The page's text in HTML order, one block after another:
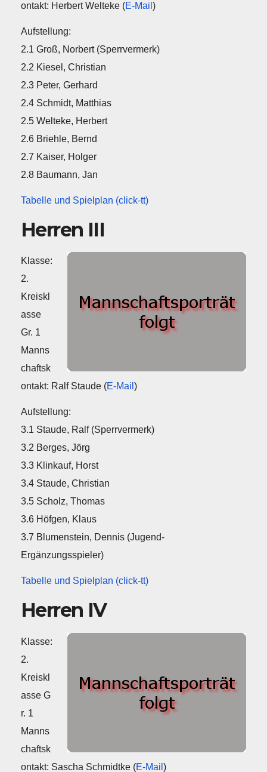
ontakt: Herbert Welteke (E-Mail )
Aufstellung:
2.1 Groß, Norbert (Sperrvermerk)
2.2 Kiesel, Christian
2.3 Peter, Gerhard
2.4 Schmidt, Matthias
2.5 Welteke, Herbert
2.6 Briehle, Bernd
2.7 Kaiser, Holger
2.8 Baumann, Jan
Tabelle und Spielplan (click-tt)
Herren III
Klasse:
2.
Kreiskl
asse
Gr. 1
Manns
chaftsk
ontakt: Ralf Staude (E-Mail )
Aufstellung:
3.1 Staude, Ralf (Sperrvermerk)
3.2 Berges, Jörg
3.3 Klinkauf, Horst
3.4 Staude, Christian
3.5 Scholz, Thomas
3.6 Höfgen, Klaus
3.7 Blumenstein, Dennis (Jugend-
Ergänzungsspieler)
Tabelle und Spielplan (click-tt)
Herren IV
Klasse:
2.
Kreiskl
asse G
r. 1
Manns
chaftsk
ontakt: Sascha Schmidtke (E-Mail )